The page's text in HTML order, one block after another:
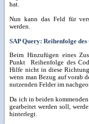
hat.
Nun kann das Feld für
werden.
SAP Query: Reihenfolge des
Beim Hinzufügen eines
Punkt Reihenfolge des
Hilfe nicht in diese
wenn man Bezug auf vorab
nutzenden Felder im
Da ich in beiden
gearbeitet werden soll,
hinterlegt.